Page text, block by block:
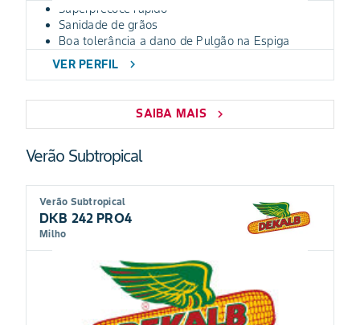
Superprecoce rápido
Sanidade de grãos
Boa tolerância a dano de Pulgão na Espiga
VER PERFIL
chevron_right
SAIBA MAIS chevron_right
Verão Subtropical
Verão Subtropical
DKB 242 PRO4
Milho